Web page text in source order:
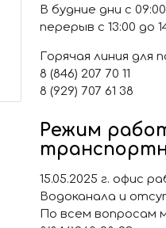
В будние дни с
перерыв с 13:00 до
Горячая линия для
8 (846) 207 70 11
8 (929) 707 61 38
Режим
15.05.2025 г. офис
Водоканала и
По всем вопросам